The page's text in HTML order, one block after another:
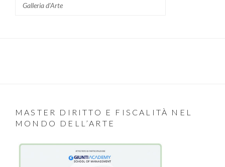
Galleria d'Arte
MASTER DIRITTO E FISCALITÀ NEL
MONDO DELL’ARTE